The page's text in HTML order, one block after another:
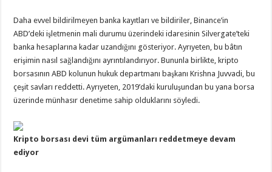
Daha evvel bildirilmeyen banka kayıtları ve bildiriler, Binance’in
ABD’deki işletmenin mali durumu üzerindeki idaresinin Silvergate’teki
banka hesaplarına kadar uzandığını gösteriyor. Ayrıyeten, bu bâtın
erişimin nasıl sağlandığını ayrıntılandırıyor. Bununla birlikte, kripto
borsasının ABD kolunun hukuk departmanı başkanı Krishna Juvvadi, bu
çeşit savları reddetti. Ayrıyeten, 2019’daki kuruluşundan bu yana borsa
üzerinde münhasır denetime sahip olduklarını söyledi.
Kripto borsası devi tüm argümanları reddetmeye devam
ediyor